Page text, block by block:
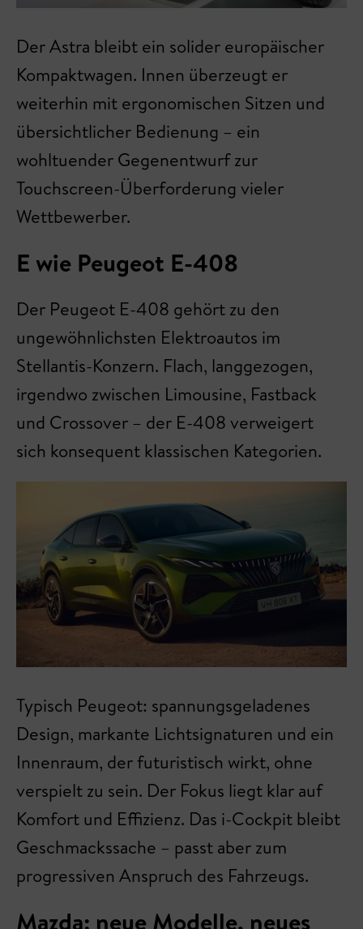
Der Astra bleibt ein solider europäischer
Kompaktwagen. Innen überzeugt er
weiterhin mit ergonomischen Sitzen und
übersichtlicher Bedienung – ein
wohltuender Gegenentwurf zur
Touchscreen-Überforderung vieler
Wettbewerber.
E wie Peugeot E-408
Der Peugeot E-408 gehört zu den
ungewöhnlichsten Elektroautos im
Stellantis-Konzern. Flach, langgezogen,
irgendwo zwischen Limousine, Fastback
und Crossover – der E-408 verweigert
sich konsequent klassischen Kategorien.
Typisch Peugeot: spannungsgeladenes
Design, markante Lichtsignaturen und ein
Innenraum, der futuristisch wirkt, ohne
verspielt zu sein. Der Fokus liegt klar auf
Komfort und Effizienz. Das i-Cockpit bleibt
Geschmackssache – passt aber zum
progressiven Anspruch des Fahrzeugs.
Mazda: neue Modelle, neues